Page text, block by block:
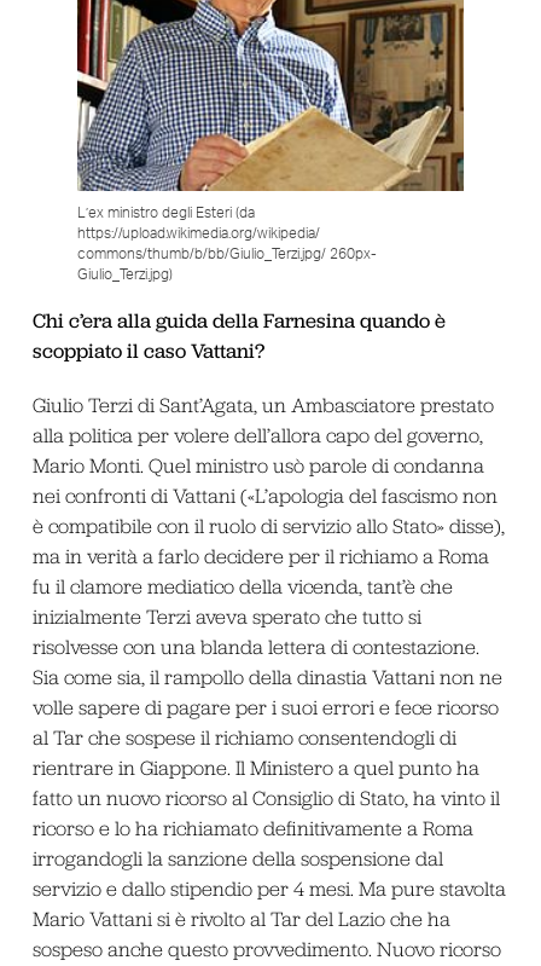
L’ex ministro degli Esteri (da
https://upload.wikimedia.org/wikipedia/
commons/thumb/b/bb/Giulio_Terzi.jpg/ 260px-
Giulio_Terzi.jpg)
Chi c’era alla guida della Farnesina quando è
scoppiato il caso Vattani?
Giulio Terzi di Sant’Agata, un Ambasciatore prestato
alla politica per volere dell’allora capo del governo,
Mario Monti. Quel ministro usò parole di condanna
nei confronti di Vattani («L’apologia del fascismo non
è compatibile con il ruolo di servizio allo Stato» disse),
ma in verità a farlo decidere per il richiamo a Roma
fu il clamore mediatico della vicenda, tant’è che
inizialmente Terzi aveva sperato che tutto si
risolvesse con una blanda lettera di contestazione.
Sia come sia, il rampollo della dinastia Vattani non ne
volle sapere di pagare per i suoi errori e fece ricorso
al Tar che sospese il richiamo consentendogli di
rientrare in Giappone. Il Ministero a quel punto ha
fatto un nuovo ricorso al Consiglio di Stato, ha vinto il
ricorso e lo ha richiamato definitivamente a Roma
irrogandogli la sanzione della sospensione dal
servizio e dallo stipendio per 4 mesi. Ma pure stavolta
Mario Vattani si è rivolto al Tar del Lazio che ha
sospeso anche questo provvedimento. Nuovo ricorso